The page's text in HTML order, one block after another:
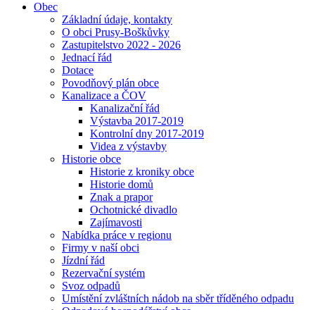
Obec
Základní údaje, kontakty
O obci Prusy-Boškůvky
Zastupitelstvo 2022 - 2026
Jednací řád
Dotace
Povodňový plán obce
Kanalizace a ČOV
Kanalizační řád
Výstavba 2017-2019
Kontrolní dny 2017-2019
Videa z výstavby
Historie obce
Historie z kroniky obce
Historie domů
Znak a prapor
Ochotnické divadlo
Zajímavosti
Nabídka práce v regionu
Firmy v naší obci
Jízdní řád
Rezervační systém
Svoz odpadů
Umístění zvláštních nádob na sběr tříděného odpadu